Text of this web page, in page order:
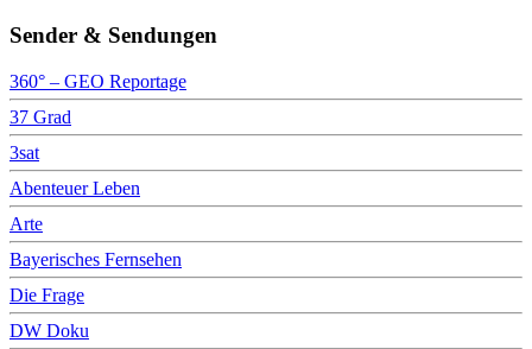
Sender & Sendungen
360° – GEO Reportage
37 Grad
3sat
Abenteuer Leben
Arte
Bayerisches Fernsehen
Die Frage
DW Doku